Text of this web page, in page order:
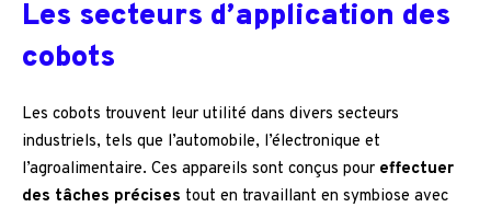
Les secteurs d’application des
cobots
Les cobots trouvent leur utilité dans divers secteurs
industriels, tels que l’automobile, l’électronique et
l’agroalimentaire. Ces appareils sont conçus pour effectuer
des tâches précises tout en travaillant en symbiose avec